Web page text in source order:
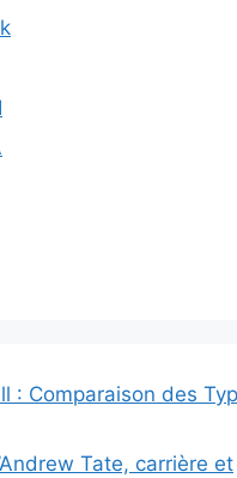
: Comparaison des
Tate, carrière et